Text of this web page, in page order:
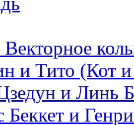
Векторное
и Тито (Кот
и Линь
Беккет и